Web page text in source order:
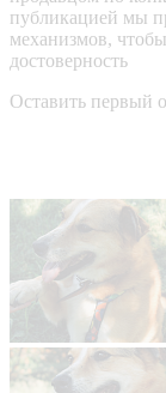
публикацией мы
механизмов,
достоверность
Оставить первый